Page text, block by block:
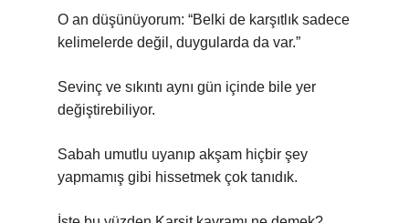
O an düşünüyorum: “Belki de karşıtlık sadece
kelimelerde değil, duygularda da var.”
Sevinç ve sıkıntı aynı gün içinde bile yer
değiştirebiliyor.
Sabah umutlu uyanıp akşam hiçbir şey
yapmamış gibi hissetmek çok tanıdık.